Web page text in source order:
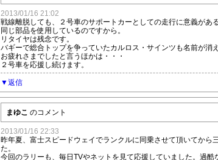
2013/01/16 21:02
戦線離脱しても、２号車のサポートカーとしての走行に意義があ
同じ部品を使用しているのですから。
リタイヤは残念です。
バギーで総合トップを争っていたカルロス・サインツも名前が消え
お疲れさまでしたと言うほかは・・・
２号車を応援し続けます。
返信
まゆこ のコメント
2013/01/16 22:33
昨年夏、富士スピードウェイでランクルに同乗させて頂いてから
た。
今回のラリーも、毎日TVやネットを見て応援していました。過酷